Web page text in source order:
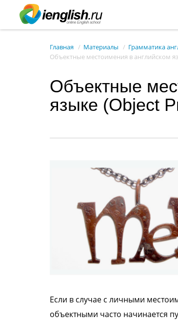
Главная Материалы
Грамматика
Объектные местоимения в английском
Объектные
языке (Object
Если в случае с личными
объектными часто начинается